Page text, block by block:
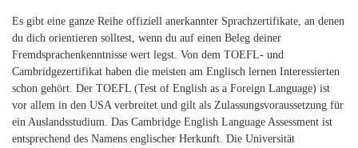
Es gibt eine ganze Reihe offiziell anerkannter Sprachzertifikate, an denen
du dich orientieren solltest, wenn du auf einen Beleg deiner
Fremdsprachenkenntnisse wert legst. Von dem TOEFL- und
Cambridgezertifikat haben die meisten am Englisch lernen Interessierten
schon gehört. Der TOEFL (Test of English as a Foreign Language) ist
vor allem in den USA verbreitet und gilt als Zulassungsvoraussetzung für
ein Auslandsstudium. Das Cambridge English Language Assessment ist
entsprechend des Namens englischer Herkunft. Die Universität